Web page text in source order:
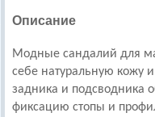
Описание
Модные сандалий для
себе натуральную кожу
задника и подсводника
фиксацию стопы и